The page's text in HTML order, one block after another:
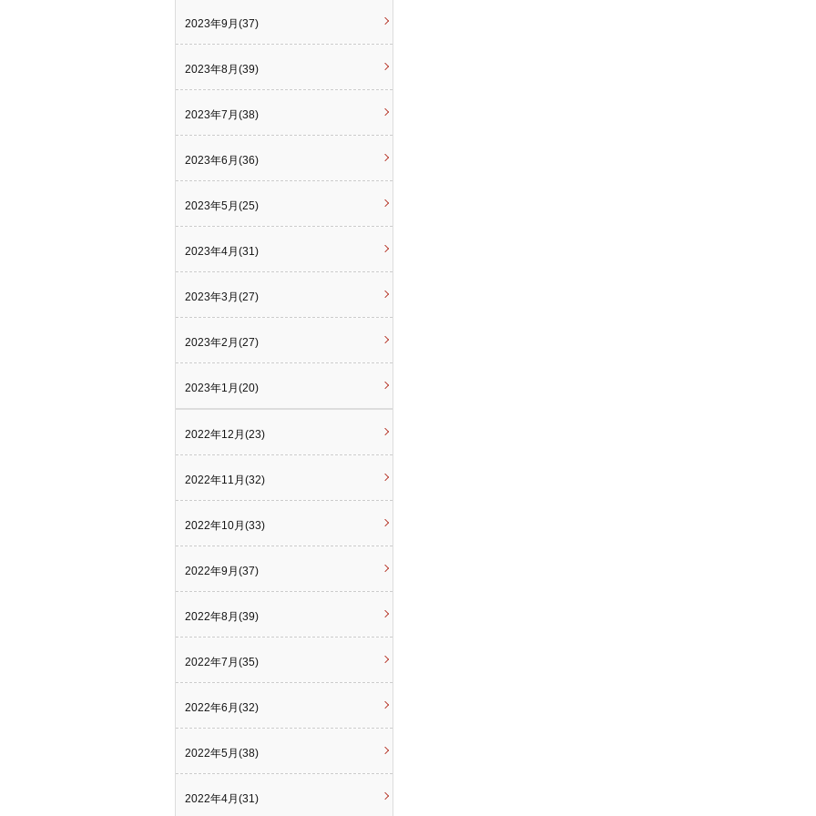
2023年9月(37)
2023年8月(39)
2023年7月(38)
2023年6月(36)
2023年5月(25)
2023年4月(31)
2023年3月(27)
2023年2月(27)
2023年1月(20)
2022年12月(23)
2022年11月(32)
2022年10月(33)
2022年9月(37)
2022年8月(39)
2022年7月(35)
2022年6月(32)
2022年5月(38)
2022年4月(31)